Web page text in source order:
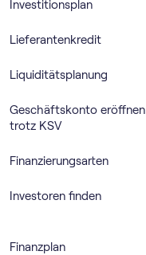
Investitionsplan
Lieferantenkredit
Liquiditätsplanung
Geschäftskonto eröffnen
trotz KSV
Finanzierungsarten
Investoren finden
Finanzplan